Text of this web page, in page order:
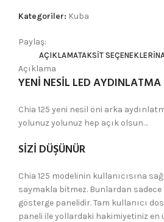
Kategoriler: Kuba
Paylaş:
AÇIKLAMATAKSIT SEÇENEKLERI
Açıklama
YENİ NESİL LED AYDINLATMA
Chia 125 yeni nesil öni arka
yolunuz yolunuz hep açık olsun…
SİZİ DÜŞÜNÜR
Chia 125 modelinin kullanıcısına
saymakla bitmez. Bunlardan
gösterge panelidir. Tam kullanıcı
paneli ile yollardaki hakimiyetiniz en